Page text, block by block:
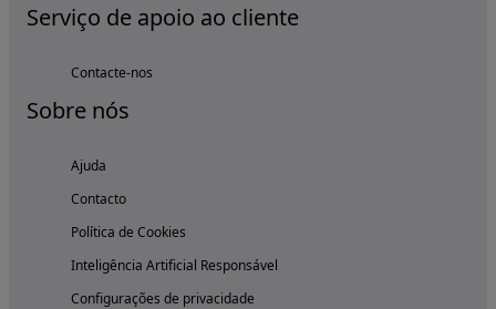
Serviço de apoio ao cliente
Contacte-nos
Sobre nós
Ajuda
Contacto
Política de Cookies
Inteligência Artificial Responsável
Configurações de privacidade